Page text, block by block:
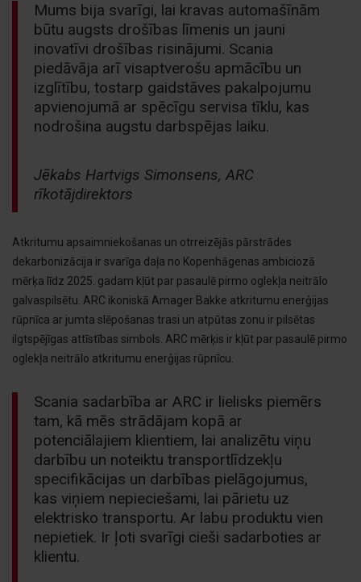
Mums bija svarīgi, lai kravas automašīnām
būtu augsts drošības līmenis un jauni
inovatīvi drošības risinājumi. Scania
piedāvāja arī visaptverošu apmācību un
izglītību, tostarp gaidstāves pakalpojumu
apvienojumā ar spēcīgu servisa tīklu, kas
nodrošina augstu darbspējas laiku.
Jēkabs Hartvigs Simonsens, ARC
rīkotājdirektors
Atkritumu apsaimniekošanas un otrreizējās pārstrādes
dekarbonizācija ir svarīga daļa no Kopenhāgenas ambiciozā
mērķa līdz 2025. gadam kļūt par pasaulē pirmo oglekļa neitrālo
galvaspilsētu. ARC ikoniskā Amager Bakke atkritumu enerģijas
rūpnīca ar jumta slēpošanas trasi un atpūtas zonu ir pilsētas
ilgtspējīgas attīstības simbols. ARC mērķis ir kļūt par pasaulē pirmo
oglekļa neitrālo atkritumu enerģijas rūpnīcu.
Scania sadarbība ar ARC ir lielisks piemērs
tam, kā mēs strādājam kopā ar
potenciālajiem klientiem, lai analizētu viņu
darbību un noteiktu transportlīdzekļu
specifikācijas un darbības pielāgojumus,
kas viņiem nepieciešami, lai pārietu uz
elektrisko transportu. Ar labu produktu vien
nepietiek. Ir ļoti svarīgi cieši sadarboties ar
klientu.